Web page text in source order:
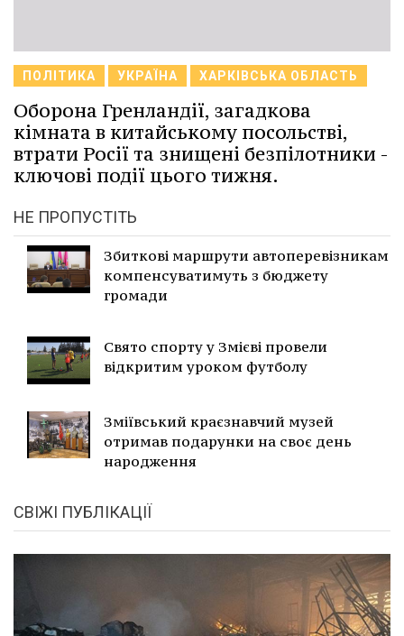
ПОЛІТИКА УКРАЇНА ХАРКІВСЬКА ОБЛАСТЬ
Оборона Гренландії, загадкова
кімната в китайському посольстві,
втрати Росії та знищені безпілотники -
ключові події цього тижня.
НЕ ПРОПУСТІТЬ
Збиткові маршрути автоперевізникам
компенсуватимуть з бюджету
громади
Свято спорту у Змієві провели
відкритим уроком футболу
Зміївський краєзнавчий музей
отримав подарунки на своє день
народження
СВІЖІ ПУБЛІКАЦІЇ